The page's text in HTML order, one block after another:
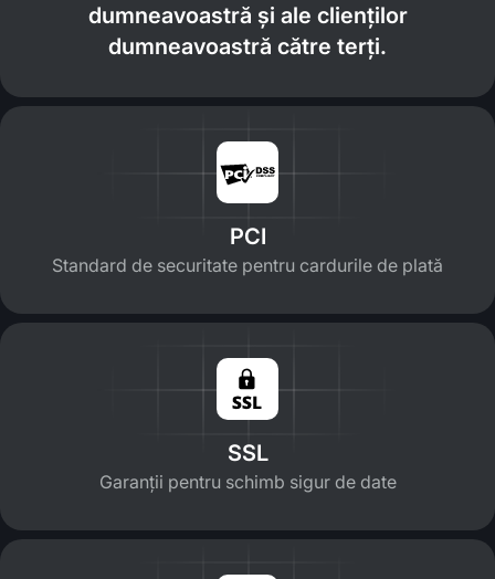
dumneavoastră și ale clienților
dumneavoastră către terți.
PCI
Standard de securitate pentru cardurile de plată
SSL
Garanții pentru schimb sigur de date